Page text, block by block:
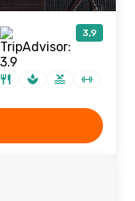
3,9